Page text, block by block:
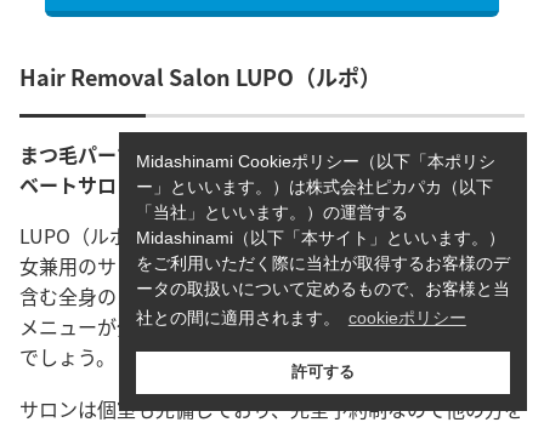
Hair Removal Salon LUPO（ルポ）
まつ毛パーマ専門店ですが全身脱毛も対応しているプライ
ベートサロン！
LUPO（ルポ）は倉敷駅から徒歩15分ほどの場所にある男
女兼用のサロンです。まつ毛パーマ専門店ですが、VIOを
含む全身のメンズ脱毛も行っています。部位ごとに細かく
メニューが分かれているため、ニーズに合う施術が行える
でしょう。
サロンは個室も完備しており、完全予約制なので他の方を
Midashinami Cookieポリシー（以下「本ポリシ
ー」といいます。）は株式会社ピカパカ（以下
「当社」といいます。）の運営する
Midashinami（以下「本サイト」といいます。）
をご利用いただく際に当社が取得するお客様のデ
ータの取扱いについて定めるもので、お客様と当
社との間に適用されます。
cookieポリシー
許可する